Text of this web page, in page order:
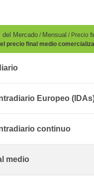
del Mercado Mensual Precio
precio final medio
Europeo
continuo
medio